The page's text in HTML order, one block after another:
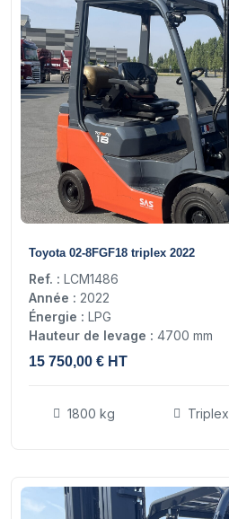
Toyota 02-8FGF18 triplex 2022
Ref. : LCM1486
Année : 2022
Énergie : LPG
Hauteur de levage : 4700 mm
15 750,00 € HT
1800 kg Triplex